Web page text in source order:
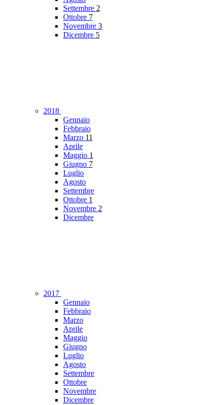
Settembre 2
Ottobre 7
Novembre 3
Dicembre 5
2018
Gennaio
Febbraio
Marzo 11
Aprile
Maggio 1
Giugno 7
Luglio
Agosto
Settembre
Ottobre 1
Novembre 2
Dicembre
2017
Gennaio
Febbraio
Marzo
Aprile
Maggio
Giugno
Luglio
Agosto
Settembre
Ottobre
Novembre
Dicembre